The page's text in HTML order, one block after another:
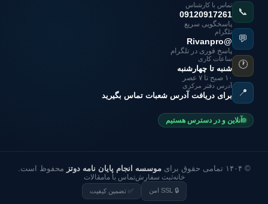
📞
تماس با کارشناس
09120917261
پاسخگویی سریع
💬
تلگرام
@Rivanpro
پاسخ فوری در تلگرام
🕐
ساعات کاری
شنبه تا چهارشنبه
۱۰ صبح تا ۷ عصر
📍
آدرس دفتر مرکزی
برای دریافت آدرس شعبات تماس بگیرید
آنلاین و در دسترس هستیم
© ۱۴۰۴ تمامی حقوق برای موسسه انجام پایان نامه دوتز
محفوظ است.
خانهثبت سفارشتماس با مامقالات
🔒 SSL امن ✅ تضمین کیفیت